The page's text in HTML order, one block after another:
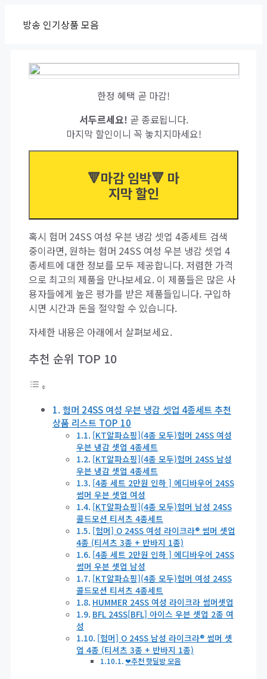
방송 인기상품 모음
한정 혜택 곧 마감!
서두르세요! 곧 종료됩니다.
마지막 할인이니 꼭 놓치지마세요!
🔻마감 임박🔻 마
지막 할인
혹시 험머 24SS 여성 우븐 냉감 셋업 4종세트 검색
중이라면, 원하는 험머 24SS 여성 우븐 냉감 셋업 4
종세트에 대한 정보를 모두 제공합니다. 저렴한 가격
으로 최고의 제품을 만나보세요. 이 제품들은 많은 사
용자들에게 높은 평가를 받은 제품들입니다. 구입하
시면 시간과 돈을 절약할 수 있습니다.
자세한 내용은 아래에서 살펴보세요.
추천 순위 TOP 10
험머 24SS 여성 우븐 냉감 셋업 4종세트 추천
상품 리스트 TOP 10
[KT알파쇼핑](4종 모두)험머 24SS 여성
우븐 냉감 셋업 4종세트
[KT알파쇼핑](4종 모두)험머 24SS 남성
우븐 냉감 셋업 4종세트
[4종 세트 2만원 인하 ] 에디바우어 24SS
썸머 우븐 셋업 여성
[KT알파쇼핑](4종 모두)험머 남성 24SS
콜드모션 티셔츠 4종세트
[험머] O 24SS 여성 라이크라® 썸머 셋업
4종 (티셔츠 3종 + 반바지 1종)
[4종 세트 2만원 인하 ] 에디바우어 24SS
썸머 우븐 셋업 남성
[KT알파쇼핑](4종 모두)험머 여성 24SS
콜드모션 티셔츠 4종세트
HUMMER 24SS 여성 라이크라 썸머셋업
BFL 24SS[BFL] 아이스 우븐 셋업 2종 여
성
[험머] O 24SS 남성 라이크라® 썸머 셋
업 4종 (티셔츠 3종 + 반바지 1종)
❤추천 핫딜방 모음